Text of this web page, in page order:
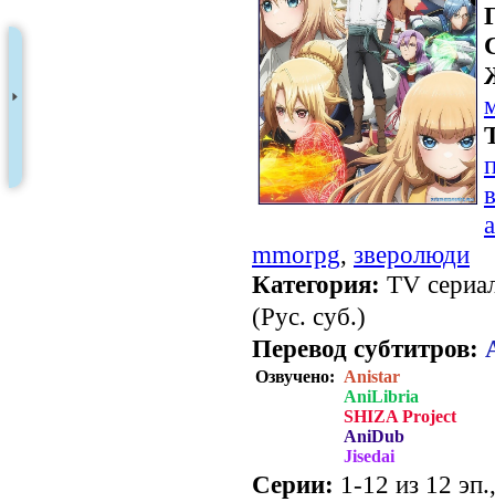
mmorpg, зверолюди
Категория: TV
(Рус. суб.)
Перевод субтитров:
Озвучено: Anistar
AniLibria
SHIZA Project
AniDub
Jisedai
Серии: 1-12 из 12